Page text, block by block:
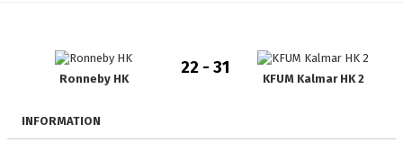
BILDGALLERI
DOKUMENT
Ronneby HK
22 - 31
KFUM Kalmar HK 2
INFORMATION